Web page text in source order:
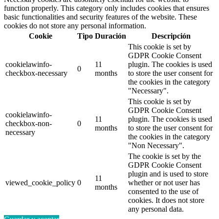
function properly. This category only includes cookies that ensures
basic functionalities and security features of the website. These
cookies do not store any personal information.
Cookie
Tipo Duración Descripción
cookielawinfo-
checkbox-necessary
0
11
months
This cookie is set by
GDPR Cookie Consent
plugin. The cookies is used
to store the user consent for
the cookies in the category
"Necessary".
cookielawinfo-
checkbox-non-
necessary
0
11
months
This cookie is set by
GDPR Cookie Consent
plugin. The cookies is used
to store the user consent for
the cookies in the category
"Non Necessary".
viewed_cookie_policy 0
11
months
The cookie is set by the
GDPR Cookie Consent
plugin and is used to store
whether or not user has
consented to the use of
cookies. It does not store
any personal data.